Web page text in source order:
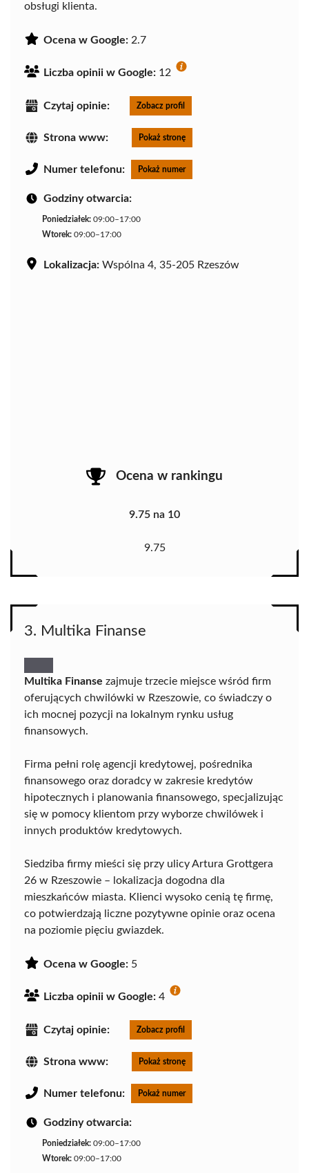
obsługi klienta.
Ocena w Google: 2.7
Liczba opinii w Google: 12
Czytaj opinie: Zobacz profil
Strona www: Pokaż stronę
Numer telefonu: Pokaż numer
Godziny otwarcia:
Poniedziałek: 09:00–17:00
Wtorek: 09:00–17:00
Lokalizacja: Wspólna 4, 35-205 Rzeszów
Ocena w rankingu
9.75 na 10
9.75
3. Multika Finanse
Multika Finanse zajmuje trzecie miejsce wśród firm
oferujących chwilówki w Rzeszowie, co świadczy o
ich mocnej pozycji na lokalnym rynku usług
finansowych.
Firma pełni rolę agencji kredytowej, pośrednika
finansowego oraz doradcy w zakresie kredytów
hipotecznych i planowania finansowego, specjalizując
się w pomocy klientom przy wyborze chwilówek i
innych produktów kredytowych.
Siedziba firmy mieści się przy ulicy Artura Grottgera
26 w Rzeszowie – lokalizacja dogodna dla
mieszkańców miasta. Klienci wysoko cenią tę firmę,
co potwierdzają liczne pozytywne opinie oraz ocena
na poziomie pięciu gwiazdek.
Ocena w Google: 5
Liczba opinii w Google: 4
Czytaj opinie: Zobacz profil
Strona www: Pokaż stronę
Numer telefonu: Pokaż numer
Godziny otwarcia:
Poniedziałek: 09:00–17:00
Wtorek: 09:00–17:00